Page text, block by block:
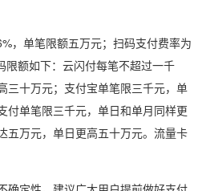
，单笔限额五万元；扫码支付费率为
额如下：云闪付每笔不超过一千
三十万元；支付宝单笔限三千元，单
付单笔限三千元，单日和单月同样更
五万元，单日更高五十万元。流量卡